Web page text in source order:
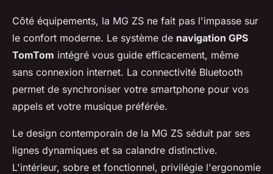
Côté équipements, la MG ZS ne fait pas l'impasse sur
le confort moderne. Le système de navigation GPS
TomTom intégré vous guide efficacement, même
sans connexion internet. La connectivité Bluetooth
permet de synchroniser votre smartphone pour vos
appels et votre musique préférée.
Le design contemporain de la MG ZS séduit par ses
lignes dynamiques et sa calandre distinctive.
L'intérieur, sobre et fonctionnel, privilégie l'ergonomie